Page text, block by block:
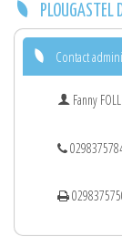
PLOUGASTEL
Contact
Fanny FOLL